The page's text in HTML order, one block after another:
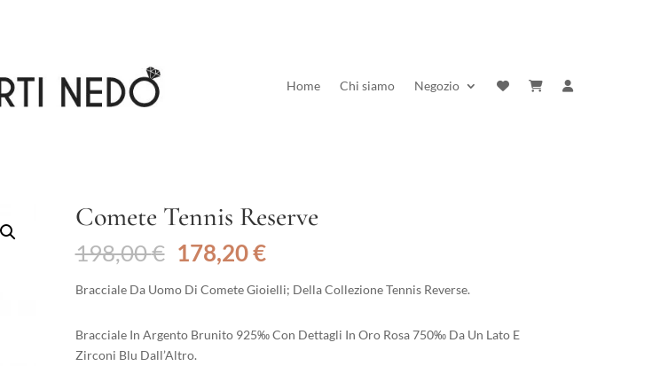
Home Chi siamo Negozio
Comete Tennis Reserve
198,00€ Il
prezzo
originale
198,00 €.
178,20€Il
attuale
178,20 €.
Bracciale Da Uomo Di Comete Gioielli; Della Collezione Tennis Reverse.
Bracciale In Argento Brunito 925‰ Con Dettagli In Oro Rosa 750‰ Da Un Lato E
Zirconi Blu Dall’Altro.